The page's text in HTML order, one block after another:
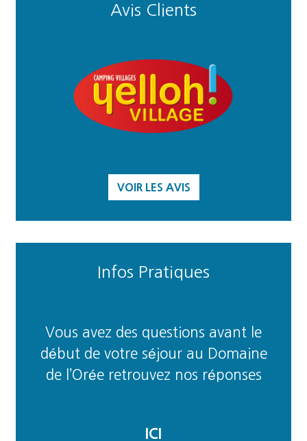
Avis Clients
VOIR LES AVIS
Infos Pratiques
Vous avez des questions avant le
début de votre séjour au Domaine
de l’Orée retrouvez nos réponses
ICI